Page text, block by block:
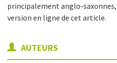
principalement anglo-
version en ligne de cet article.
AUTEURS